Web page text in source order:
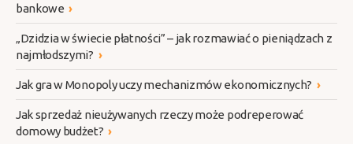
bankowe ›
„Dzidzia w świecie płatności” – jak rozmawiać o pieniądzach z
najmłodszymi? ›
Jak gra w Monopoly uczy mechanizmów ekonomicznych? ›
Jak sprzedaż nieużywanych rzeczy może podreperować
domowy budżet? ›